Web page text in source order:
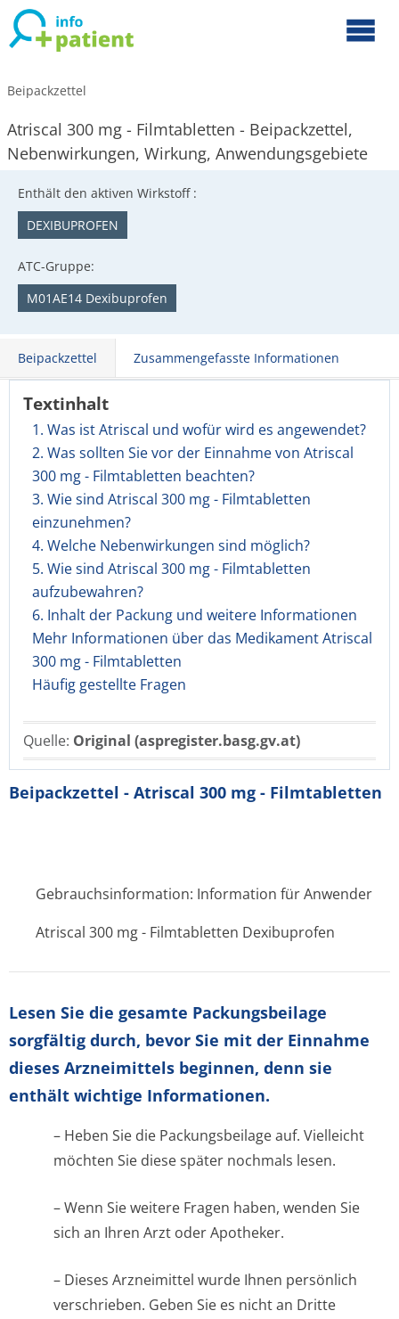
Beipackzettel
Atriscal 300 mg - Filmtabletten - Beipackzettel,
Nebenwirkungen, Wirkung, Anwendungsgebiete
Enthält den aktiven Wirkstoff :
DEXIBUPROFEN
ATC-Gruppe:
M01AE14 Dexibuprofen
Beipackzettel Zusammengefasste Informationen
Textinhalt
1. Was ist Atriscal und wofür wird es angewendet?
2. Was sollten Sie vor der Einnahme von Atriscal
300 mg - Filmtabletten beachten?
3. Wie sind Atriscal 300 mg - Filmtabletten
einzunehmen?
4. Welche Nebenwirkungen sind möglich?
5. Wie sind Atriscal 300 mg - Filmtabletten
aufzubewahren?
6. Inhalt der Packung und weitere Informationen
Mehr Informationen über das Medikament Atriscal
300 mg - Filmtabletten
Häufig gestellte Fragen
Quelle: Original (aspregister.basg.gv.at)
Beipackzettel - Atriscal 300 mg - Filmtabletten
Gebrauchsinformation: Information für Anwender
Atriscal 300 mg - Filmtabletten Dexibuprofen
Lesen Sie die gesamte Packungsbeilage
sorgfältig durch, bevor Sie mit der Einnahme
dieses Arzneimittels beginnen, denn sie
enthält wichtige Informationen.
– Heben Sie die Packungsbeilage auf. Vielleicht
möchten Sie diese später nochmals lesen.
– Wenn Sie weitere Fragen haben, wenden Sie
sich an Ihren Arzt oder Apotheker.
– Dieses Arzneimittel wurde Ihnen persönlich
verschrieben. Geben Sie es nicht an Dritte